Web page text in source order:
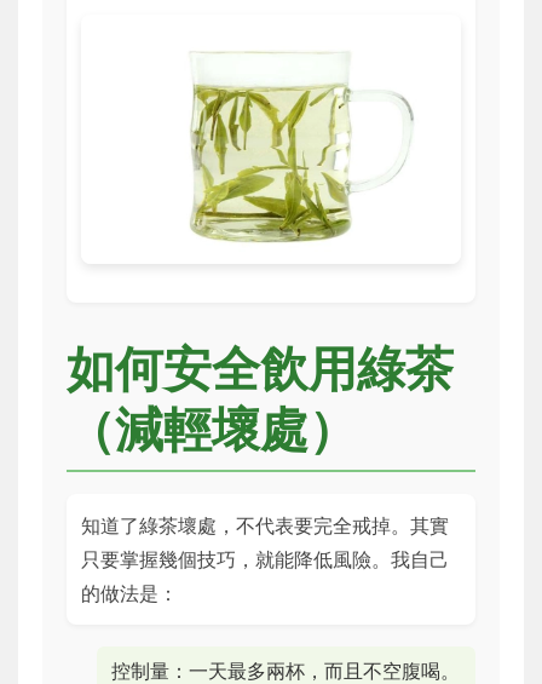
如何安全飲用綠茶
（減輕壞處）
知道了綠茶壞處，不代表要完全戒掉。其實
只要掌握幾個技巧，就能降低風險。我自己
的做法是：
控制量：一天最多兩杯，而且不空腹喝。